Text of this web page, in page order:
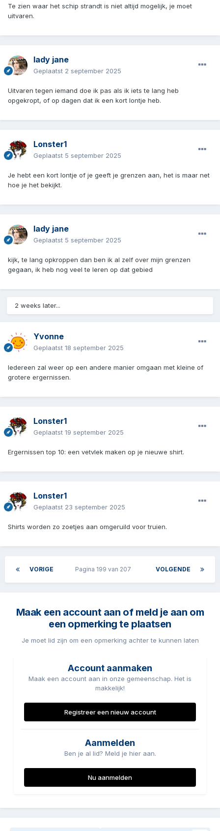
Te zien waar het schip strandt is niet altijd mogelijk, je moet
uitvaren.
lady jane
Geplaatst 2 september 2025
Uitvaren tegen iemand doe ik pas als ik iets te lang heb
opgekropt, of op dagen dat ik een kort lontje heb.
Lonster1
Geplaatst 5 september 2025
Je hebt een kort lontje of je geeft je grenzen aan, het is maar net
hoe je het bekijkt.
lady jane
Geplaatst 5 september 2025
kijk, te lang opkroppen dan ben ik al zelf over mijn grenzen
gegaan, ik heb nog veel te leren op dat gebied
2 weeks later...
Yvonne
Geplaatst 18 september 2025
Iedereen zal weer op een andere manier omgaan met kleine of
grotere ergernissen.
Lonster1
Geplaatst 19 september 2025
Ergernissen top 10: een vetvlek maken op je nieuwe shirt.
Lonster1
Geplaatst 23 september 2025
Shirts worden zo zoetjes aan omgeruild voor truien.
VORIGE VOLGENDE
Pagina 199 van 207
Maak een account aan of meld je aan om
een opmerking te plaatsen
Je moet lid zijn om een opmerking achter te kunnen laten
Account aanmaken
Maak een account aan in onze gemeenschap. Het is
makkelijk!
Registreer een nieuw account
Aanmelden
Ben je al lid? Meld je hier aan.
Nu aanmelden